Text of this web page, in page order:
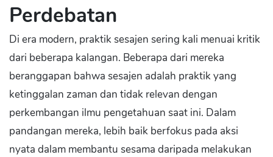
Perdebatan
Di era modern, praktik sesajen sering kali menuai kritik
dari beberapa kalangan. Beberapa dari mereka
beranggapan bahwa sesajen adalah praktik yang
ketinggalan zaman dan tidak relevan dengan
perkembangan ilmu pengetahuan saat ini. Dalam
pandangan mereka, lebih baik berfokus pada aksi
nyata dalam membantu sesama daripada melakukan